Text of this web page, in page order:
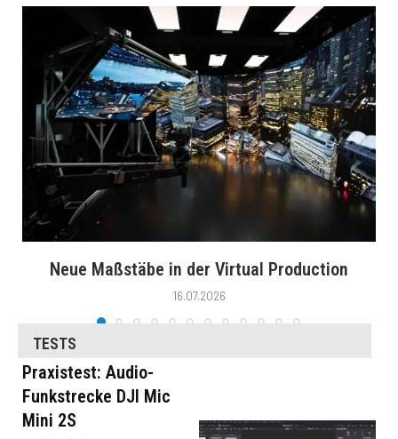
Neue Maßstäbe in der Virtual Production
16.07.2026
TESTS
Praxistest: Audio-
Funkstrecke DJI Mic
Mini 2S